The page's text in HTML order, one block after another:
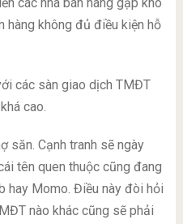
hàng không đủ điều kiện hỗ
các sàn giao dịch TMĐT
cao.
săn. Cạnh tranh sẽ ngày
tên quen thuộc cũng đang
hay Momo. Điều này đòi hỏi
nào khác cũng sẽ phải